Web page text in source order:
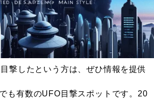
撃したという方は、ぜひ情報を提供
も有数のUFO目撃スポットです。20